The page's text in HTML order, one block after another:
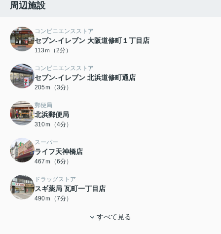
周辺施設
コンビニエンスストア
セブン-イレブン 大阪道修町１丁目店
113ｍ（2分）
コンビニエンスストア
セブン-イレブン 北浜道修町通店
205ｍ（3分）
郵便局
北浜郵便局
310ｍ（4分）
スーパー
ライフ天神橋店
467ｍ（6分）
ドラッグストア
スギ薬局 瓦町一丁目店
490ｍ（7分）
すべて見る